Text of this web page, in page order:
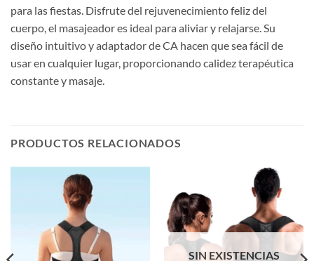
para las fiestas. Disfrute del rejuvenecimiento feliz del
cuerpo, el masajeador es ideal para aliviar y relajarse. Su
diseño intuitivo y adaptador de CA hacen que sea fácil de
usar en cualquier lugar, proporcionando calidez terapéutica
constante y masaje.
PRODUCTOS RELACIONADOS
SIN EXISTENCIAS